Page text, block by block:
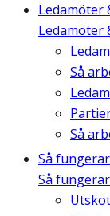
Ledamöter
Ledamöter
Så
Så
Så
Så